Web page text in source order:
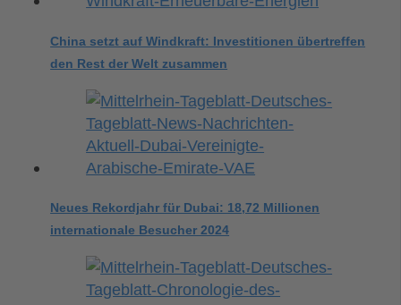
China setzt auf Windkraft: Investitionen übertreffen
den Rest der Welt zusammen
Neues Rekordjahr für Dubai: 18,72 Millionen
internationale Besucher 2024